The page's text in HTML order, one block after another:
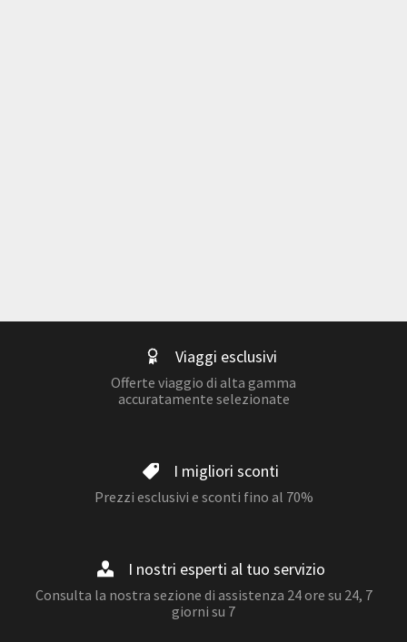
Viaggi esclusivi
Offerte viaggio di alta gamma
accuratamente selezionate
I migliori sconti
Prezzi esclusivi e sconti fino al 70%
I nostri esperti al tuo servizio
Consulta la nostra sezione di assistenza 24 ore su 24, 7
giorni su 7